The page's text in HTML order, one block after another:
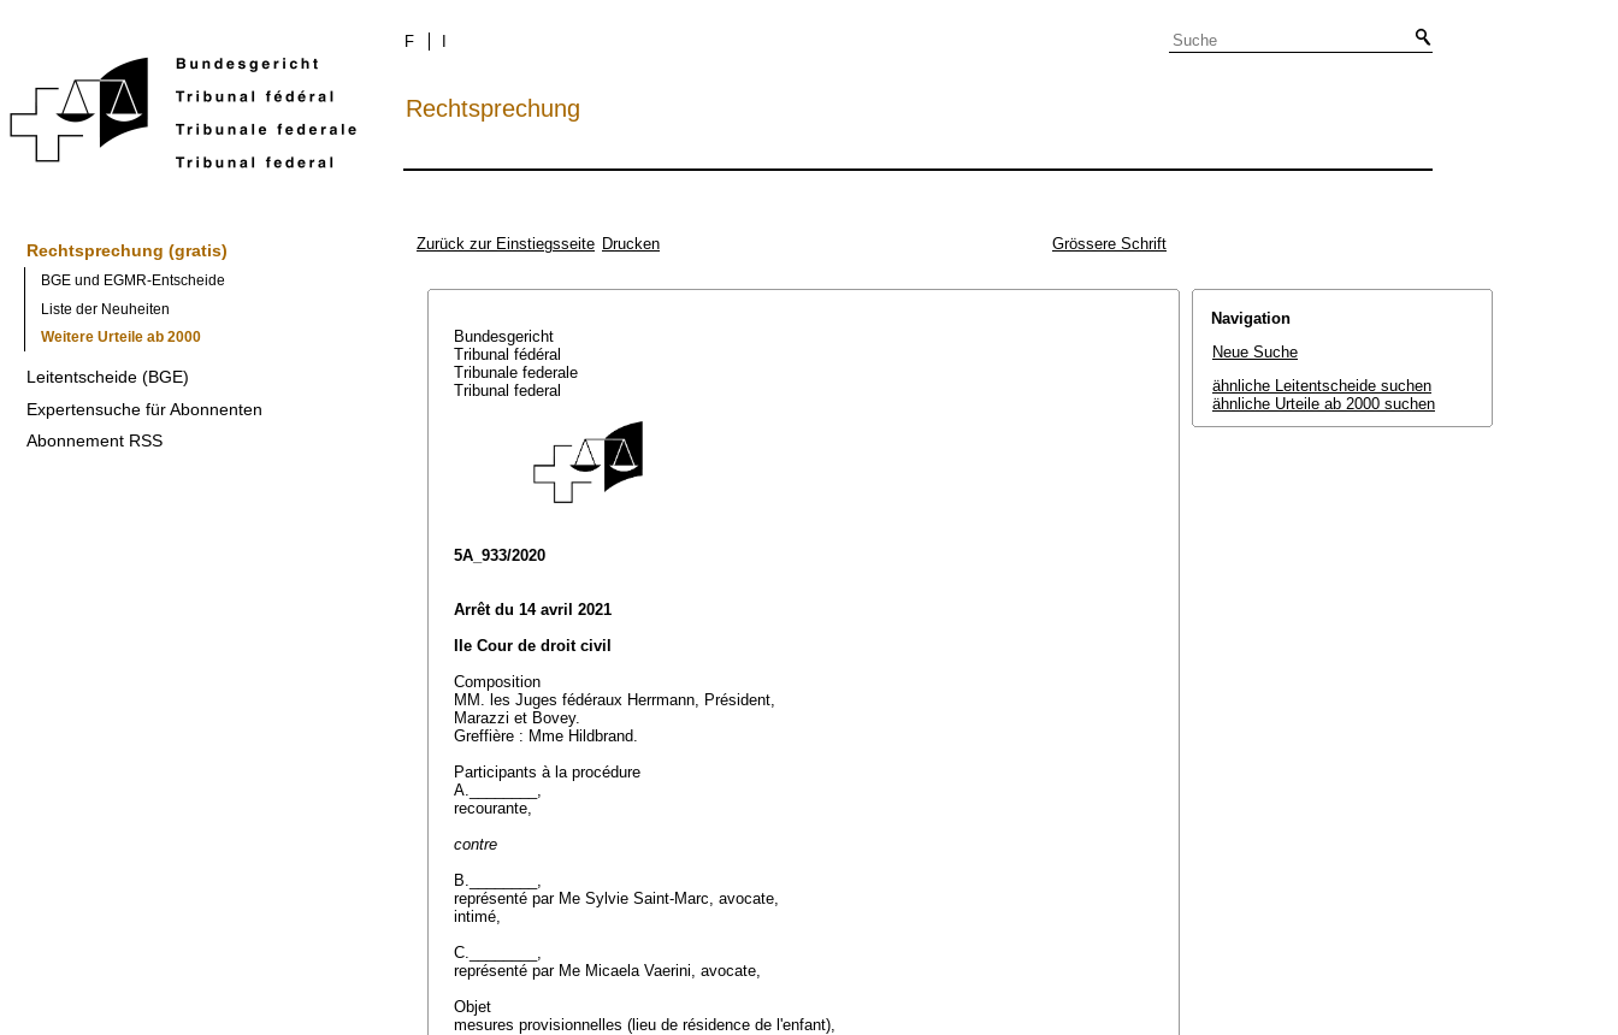
F
Rechtsprechung
Rechtsprechung (gratis)
BGE und EGMR-Entscheide
Liste der Neuheiten
Weitere Urteile ab 2000
Leitentscheide (BGE)
Expertensuche für Abonnenten
Abonnement RSS
Zurück zur Einstiegsseite Drucken Grössere Schrift
Bundesgericht
Tribunal fédéral
Tribunale federale
Tribunal federal
5A_933/2020
Arrêt du 14 avril 2021
IIe Cour de droit civil
Composition
MM. les Juges fédéraux Herrmann, Président,
Marazzi et Bovey.
Greffière : Mme Hildbrand.
Participants à la procédure
A.________,
recourante,
contre
B.________,
représenté par Me Sylvie Saint-Marc, avocate,
intimé,
C.________,
représenté par Me Micaela Vaerini, avocate,
Objet
mesures provisionnelles (lieu de résidence de l'enfant),
Navigation
Neue Suche
ähnliche Leitentscheide suchen
ähnliche Urteile ab 2000 suchen